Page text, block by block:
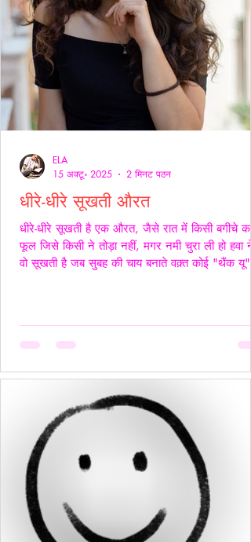
धीरे-धीरे सूखती औरत
धीरे-धीरे सूखती है एक औरत, जैसे रात में किसी बगीचे का
फूल जिसे किसी ने तोड़ा नहीं, मगर नमी चुरा ली हो हवा
वो सूखती है जब सुबह की चाय बनाते वक़्त कोई "थैंक यू"
सूखती है जब उसकी पसंदें "गृहस्थी के तवे" में जल कर
ELA
15 अक्टू॰ 2025
2 मिनट पठन